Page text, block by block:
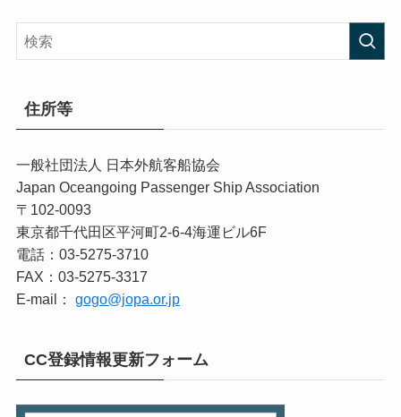
住所等
一般社団法人 日本外航客船協会
Japan Oceangoing Passenger Ship Association
〒102-0093
東京都千代田区平河町2-6-4海運ビル6F
電話：03-5275-3710
FAX：03-5275-3317
E-mail： gogo@jopa.or.jp
CC登録情報更新フォーム